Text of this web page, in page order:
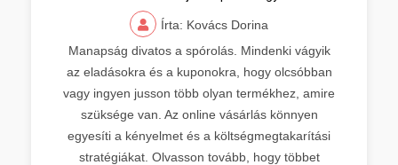
Írta: Kovács Dorina
Manapság divatos a spórolás. Mindenki vágyik
az eladásokra és a kuponokra, hogy olcsóbban
vagy ingyen jusson több olyan termékhez, amire
szüksége van. Az online vásárlás könnyen
egyesíti a kényelmet és a költségmegtakarítási
stratégiákat. Olvasson tovább, hogy többet